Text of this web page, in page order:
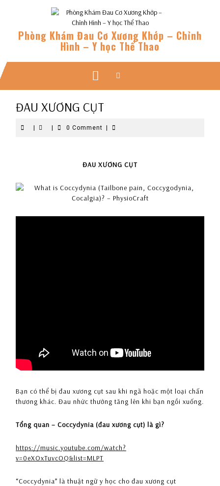
Phòng Khám Đau Cơ Xương Khớp – Chỉnh
Hình – Y học Thể Thao
Open
ĐAU XƯƠNG CỤT
0 Comment
ĐAU XƯƠNG CỤT
Bạn có thể bị đau xương cụt sau khi ngã hoặc một loại chấn
thương khác. Đau nhức thường tăng lên khi bạn ngồi xuống.
Tổng quan – Coccydynia (đau xương cụt) là gì?
https://music.youtube.com/watch?
v=0eXOxTuvcOQ&list=MLPT
“Coccydynia” là thuật ngữ y học cho đau xương cụt